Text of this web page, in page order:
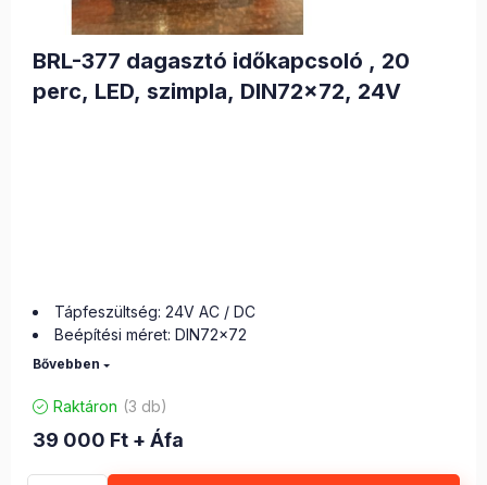
BRL-377 dagasztó időkapcsoló , 20
perc, LED, szimpla, DIN72x72, 24V
Tápfeszültség: 24V AC / DC
Beépítési méret: DIN72x72
3 digites kijelző
Ideális dagasztó gépekhez
Raktáron (3 db)
39 000 Ft + Áfa